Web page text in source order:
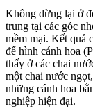
Không dừng lại ở
trung tại các góc
mềm mại. Kết quả
đế hình cánh hoa
thấy ở các chai
một chai nước
những cánh hoa
nghiệp hiện đại.